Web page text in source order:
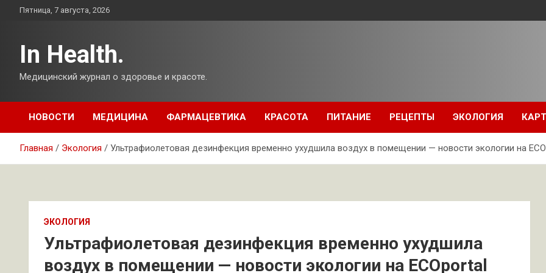
ПерейтиПятница, 7 августа, 2026
In Health.
Медицинский журнал о здоровье и красоте.
НОВОСТИ МЕДИЦИНА ФАРМАЦЕВТИКА КРАСОТА ПИТАНИЕ РЕЦЕПТЫ ЭКОЛОГИЯ
Главная Экология Ультрафиолетовая дезинфекция временно ухудшила воздух в помещении — новости экологии на
ЭКОЛОГИЯ
Ультрафиолетовая дезинфекция временно ухудшила
воздух в помещении — новости экологии на ECOportal